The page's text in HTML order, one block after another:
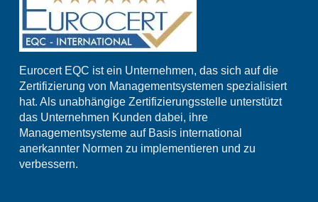
Eurocert EQC ist ein Unternehmen, das sich auf die
Zertifizierung von Managementsystemen spezialisiert
hat. Als unabhängige Zertifizierungsstelle unterstützt
das Unternehmen Kunden dabei, ihre
Managementsysteme auf Basis international
anerkannter Normen zu implementieren und zu
verbessern.